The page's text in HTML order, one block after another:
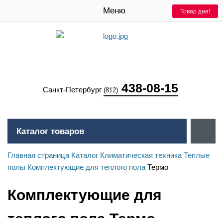
Меню
Санкт-Петербург (812) 438-08-15
Каталог товаров
Главная страница Каталог Климатическая техника Теплые
полы Комплектующие для теплого пола Термо
Комплектующие для
Товар дня!